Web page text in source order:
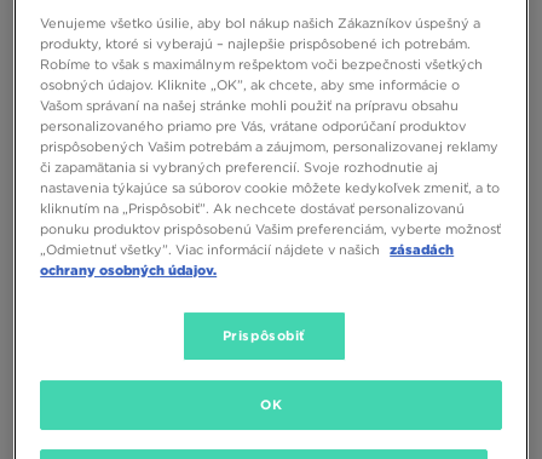
HOODRICH TAŠKA SHADE CROSS
BODY BAG
40,00 €
JORDAN TAŠKA JAM AIR
CROSSBODY
30,00 €
Venujeme všetko úsilie, aby bol nákup našich Zákazníkov úspešný a
produkty, ktoré si vyberajú – najlepšie prispôsobené ich potrebám.
Robíme to však s maximálnym rešpektom voči bezpečnosti všetkých
osobných údajov. Kliknite „OK”, ak chcete, aby sme informácie o
Vašom správaní na našej stránke mohli použiť na prípravu obsahu
personalizovaného priamo pre Vás, vrátane odporúčaní produktov
prispôsobených Vašim potrebám a záujmom, personalizovanej reklamy
či zapamätania si vybraných preferencií. Svoje rozhodnutie aj
nastavenia týkajúce sa súborov cookie môžete kedykoľvek zmeniť, a to
kliknutím na „Prispôsobiť”. Ak nechcete dostávať personalizovanú
ponuku produktov prispôsobenú Vašim preferenciám, vyberte možnosť
„Odmietnuť všetky”. Viac informácií nájdete v našich
zásadách
ochrany osobných údajov.
Prispôsobiť
OK